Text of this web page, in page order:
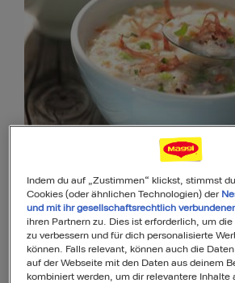
Bündner Gerstensuppe
12
Indem du auf „Zustimmen“ klickst, stimmst
Cookies (oder ähnlichen Technologien) der
und mit ihr gesellschaftsrechtlich
ihren Partnern zu. Dies ist erforderlich, um
zu verbessern und für dich personalisierte
können. Falls relevant, können auch die
auf der Webseite mit den Daten aus deinem
kombiniert werden, um dir relevantere Inhalte